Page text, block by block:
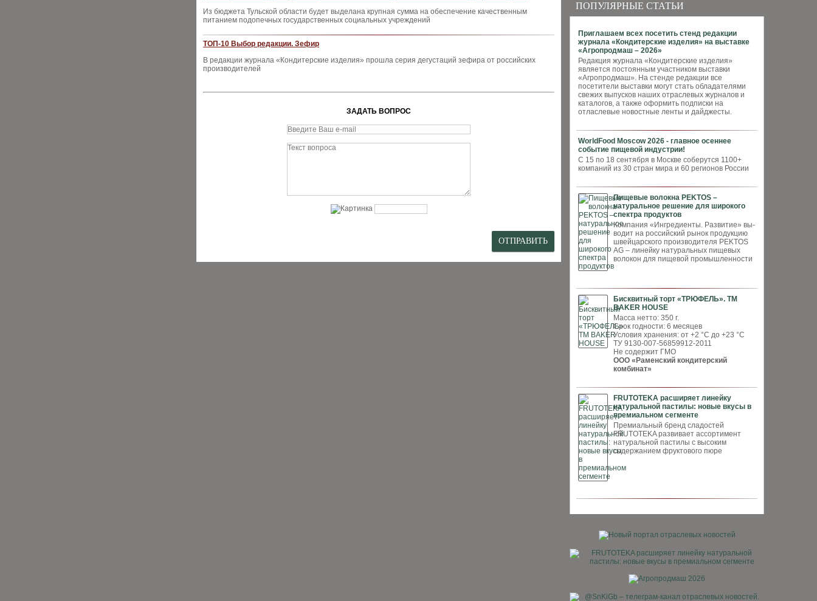
ПОПУЛЯРНЫЕ СТАТЬИ
Приглашаем всех посетить стенд редакции
журнала «Кондитерские изделия» на выставке
«Агропродмаш – 2026»
Редакция журнала «Кондитерские изделия»
является постоянным участником выставки
«Агропродмаш». На стенде редакции все
посетители выставки могут стать обладателями
свежих выпусков наших отраслевых журналов и
каталогов, а также оформить подписки на
отласлевые новостные ленты и дайджесты.
WorldFood Moscow 2026 - главное осеннее
событие пищевой индустрии!
С 15 по 18 сентября в Москве соберутся 1100+
компаний из 30 стран мира и 60 регионов России
Пищевые волокна PEKTOS –
натуральное решение для широкого
спектра продуктов
Компания «Ингредиенты. Развитие» вы­
водит на российский рынок продукцию
швей­царского производителя PEKTOS
AG – ли­нейку натуральных пищевых
волокон для пи­щевой промышленности
Бисквитный торт «ТРЮФЕЛЬ». ТМ
BAKER HOUSE
Масса нетто: 350 г.
Срок годности: 6 месяцев
Условия хранения: от +2 °С до +23 °С
ТУ 9130-007-56859912-2011
Не содержит ГМО
ООО «Раменский кондитерский
комбинат»
FRUTOTEKA расширяет линейку
натуральной пастилы: новые вкусы в
премиальном сегменте
Премиальный бренд сладостей
FRUTOTEKA развивает ассортимент
натуральной пастилы с высоким
содержанием фруктового пюре
Из бюджета Тульской области будет выделана крупная сумма на обеспечение качественным
питанием подопечных государственных социальных учреждений
ТОП-10 Выбор редакции. Зефир
В редакции журнала «Кондитерские изделия» прошла серия дегустаций зефира от российских
производителей
ЗАДАТЬ ВОПРОС